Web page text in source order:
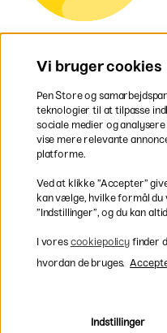
Hurtig
Vi bruger cookies
Pen Store og
teknologier til at tilpasse
sociale medier og
vise mere relevante
platforme.
Ved at klikke ”Accepter”
kan vælge, hvilke formål du
”Indstillinger”, og du kan
I vores cookiepolicyfinder
hvordan de bruges.
Indstillinger